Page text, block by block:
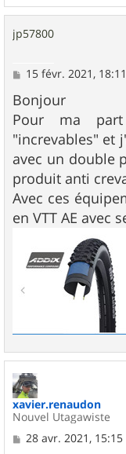
jp57800
M
s
s
a
g
e
15 févr. 2021, 18:11
Bonjour
Pour ma
"increvables" et
avec un double
produit anti
Avec ces
en VTT AE avec
xavier.renaudon
Nouvel Utagawiste
M
28 avr. 2021, 15:15